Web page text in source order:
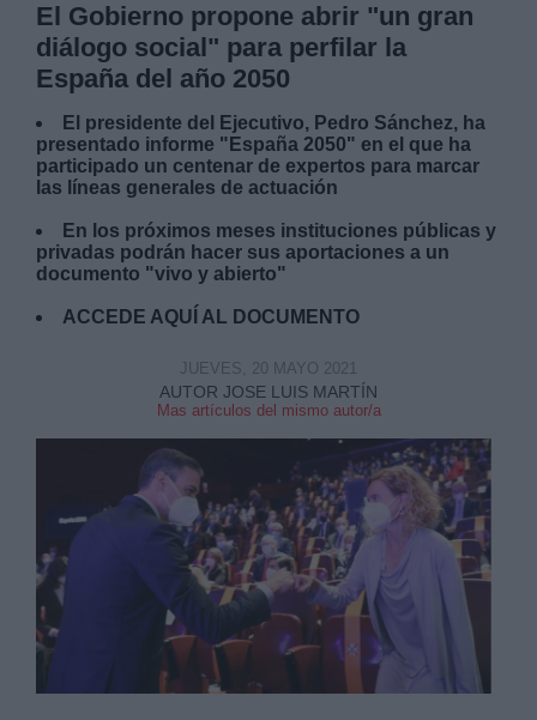
El Gobierno propone abrir "un gran
diálogo social" para perfilar la
España del año 2050
El presidente del Ejecutivo, Pedro Sánchez, ha
presentado informe "España 2050" en el que ha
participado un centenar de expertos para marcar
las líneas generales de actuación
En los próximos meses instituciones públicas y
privadas podrán hacer sus aportaciones a un
documento "vivo y abierto"
ACCEDE AQUÍ AL DOCUMENTO
AUTOR JOSE LUIS MARTÍN
Mas artículos del mismo autor/a
JUEVES, 20 MAYO 2021